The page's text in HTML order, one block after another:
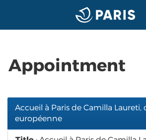
Appointment
Accueil à Paris de Camilla Laureti,
européenne